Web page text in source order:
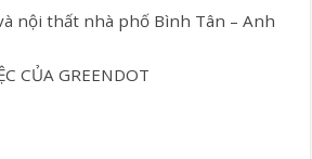
nội thất nhà phố Bình Tân – Anh
CỦA GREENDOT